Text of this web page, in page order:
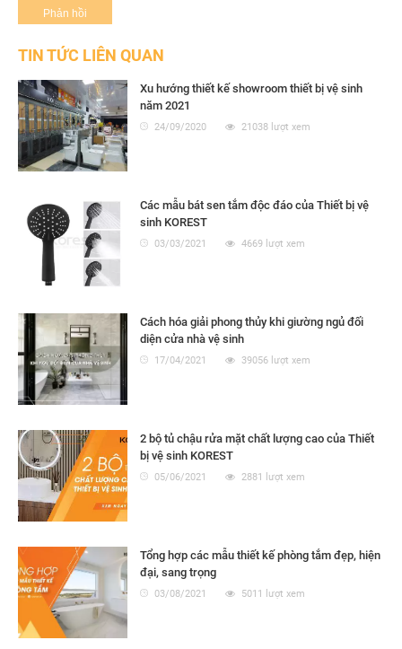
TIN TỨC LIÊN QUAN
Xu hướng thiết kế showroom thiết bị vệ sinh
năm 2021
24/09/2020 21038 lượt xem
Các mẫu bát sen tắm độc đáo của Thiết bị vệ
sinh KOREST
03/03/2021 4669 lượt xem
Cách hóa giải phong thủy khi giường ngủ đối
diện cửa nhà vệ sinh
17/04/2021 39056 lượt xem
2 bộ tủ chậu rửa mặt chất lượng cao của Thiết
bị vệ sinh KOREST
05/06/2021 2881 lượt xem
Tổng hợp các mẫu thiết kế phòng tắm đẹp, hiện
đại, sang trọng
03/08/2021 5011 lượt xem